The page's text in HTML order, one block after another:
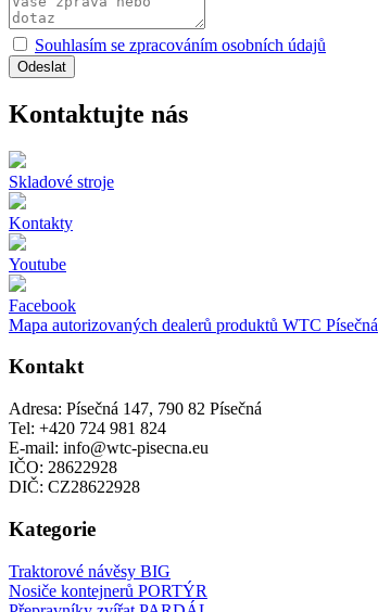
Souhlasím se zpracováním osobních údajů
Kontaktujte nás
Skladové stroje
Kontakty
Youtube
Facebook
Mapa autorizovaných dealerů produktů WTC Písečná
Kontakt
Adresa: Písečná 147, 790 82 Písečná
Tel: +420 724 981 824
E-mail: info@wtc-pisecna.eu
IČO: 28622928
DIČ: CZ28622928
Kategorie
Traktorové návěsy BIG
Nosiče kontejnerů PORTÝR